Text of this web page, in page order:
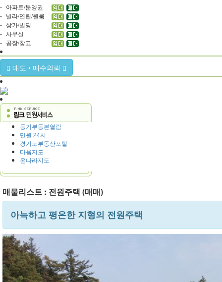
- 아파트/분양권
- 빌라/연립/원룸
- 상가/빌딩
- 사무실
- 공장/창고
매도 • 매수의뢰
등기부등본열람
민원 24시
경기도부동산포털
다음지도
온나라지도
매물리스트 : 전원주택 (매매)
아늑하고 평온한 지형의 전원주택